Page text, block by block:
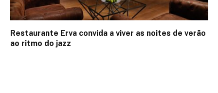
Restaurante Erva convida a viver as noites de verão
ao ritmo do jazz